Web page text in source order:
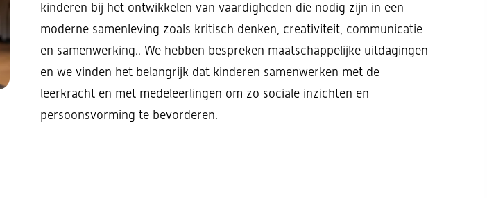
kinderen bij het ontwikkelen van vaardigheden die nodig zijn in een
moderne samenleving zoals kritisch denken, creativiteit, communicatie
en samenwerking.. We hebben bespreken maatschappelijke uitdagingen
en we vinden het belangrijk dat kinderen samenwerken met de
leerkracht en met medeleerlingen om zo sociale inzichten en
persoonsvorming te bevorderen.